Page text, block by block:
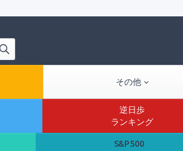
その他
逆日歩
ランキング
S&P500